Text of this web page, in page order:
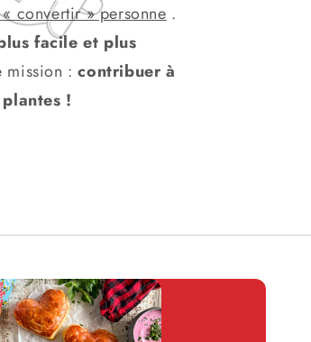
convertir » personne .
facile et plus
mission :contribuer à
!